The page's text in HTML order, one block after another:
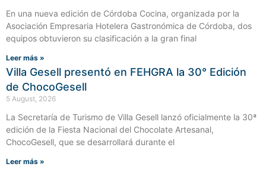
En una nueva edición de Córdoba Cocina, organizada por la
Asociación Empresaria Hotelera Gastronómica de Córdoba, dos
equipos obtuvieron su clasificación a la gran final
Leer más »
Villa Gesell presentó en FEHGRA la 30° Edición
de ChocoGesell
5 August, 2026
La Secretaría de Turismo de Villa Gesell lanzó oficialmente la 30ª
edición de la Fiesta Nacional del Chocolate Artesanal,
ChocoGesell, que se desarrollará durante el
Leer más »